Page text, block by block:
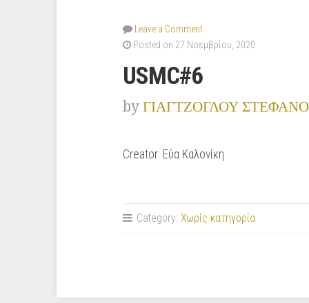
Leave a Comment
Posted on 27 Νοεμβρίου, 2020
USMC#6
by ΓΙΑΓΤΖΟΓΛΟΥ
Creator: Εύα Καλονίκη
Category: Χωρίς κατηγορία